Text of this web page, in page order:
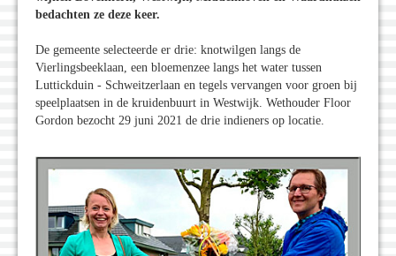
bedachten ze deze keer.
De gemeente selecteerde er drie: knotwilgen langs de
Vierlingsbeeklaan, een bloemenzee langs het water tussen
Luttickduin - Schweitzerlaan en tegels vervangen voor groen bij
speelplaatsen in de kruidenbuurt in Westwijk. Wethouder Floor
Gordon bezocht 29 juni 2021 de drie indieners op locatie.